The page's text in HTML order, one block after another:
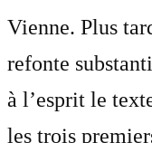
Vienne. Plus
refonte
à l’esprit le
les trois